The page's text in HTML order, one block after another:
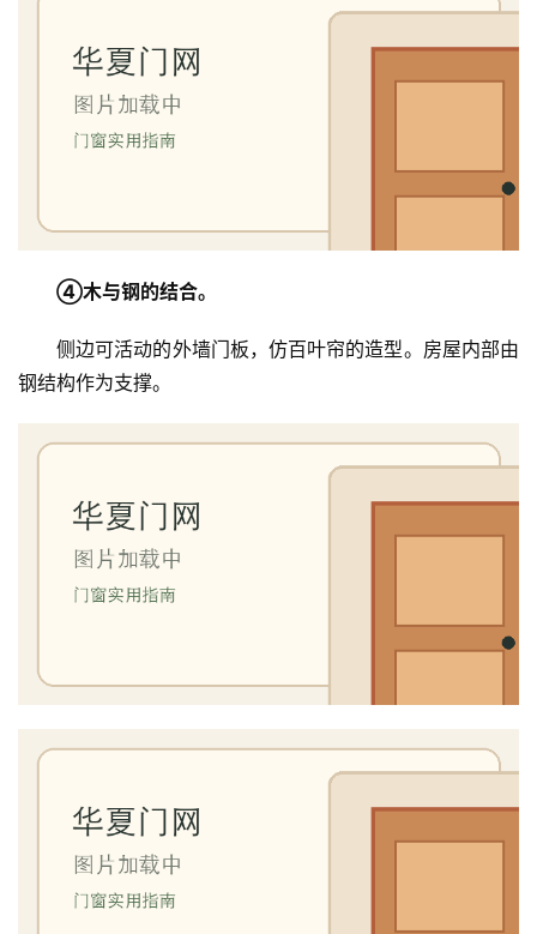
④木与钢的结合。
侧边可活动的外墙门板，仿百叶帘的造型。房屋内部由
钢结构作为支撑。